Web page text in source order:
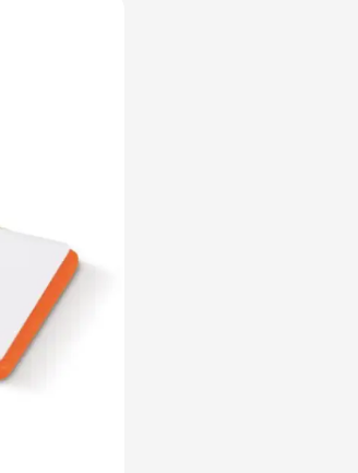
& Kids categorie
categorie
& thema's categorie